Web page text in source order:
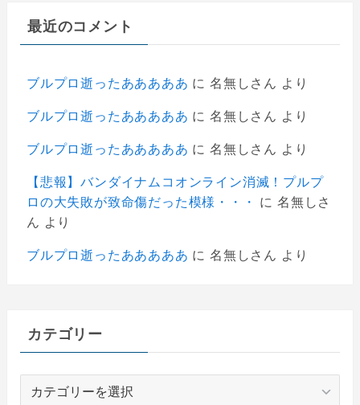
最近のコメント
ブルプロ逝ったあああああ に 名無しさん より
ブルプロ逝ったあああああ に 名無しさん より
ブルプロ逝ったあああああ に 名無しさん より
【悲報】バンダイナムコオンライン消滅！プルプ
ロの大失敗が致命傷だった模様・・・
に 名無しさ
ん より
ブルプロ逝ったあああああ に 名無しさん より
カテゴリー